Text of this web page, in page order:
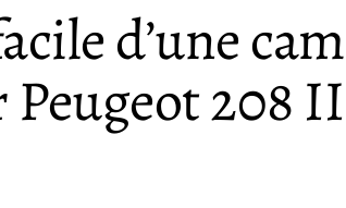
d’une
208